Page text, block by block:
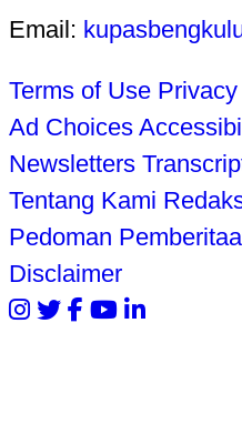
Email:
Terms of Use
Ad Choices
Newsletters
Tentang Kami
Pedoman
Disclaimer